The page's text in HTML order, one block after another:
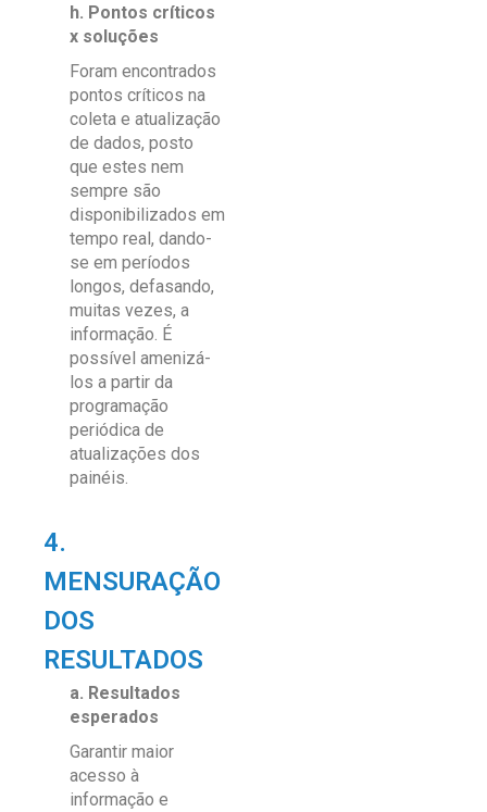
h. Pontos críticos
x soluções
Foram encontrados
pontos críticos na
coleta e atualização
de dados, posto
que estes nem
sempre são
disponibilizados em
tempo real, dando-
se em períodos
longos, defasando,
muitas vezes, a
informação. É
possível amenizá-
los a partir da
programação
periódica de
atualizações dos
painéis.
4.
MENSURAÇÃO
DOS
RESULTADOS
a. Resultados
esperados
Garantir maior
acesso à
informação e